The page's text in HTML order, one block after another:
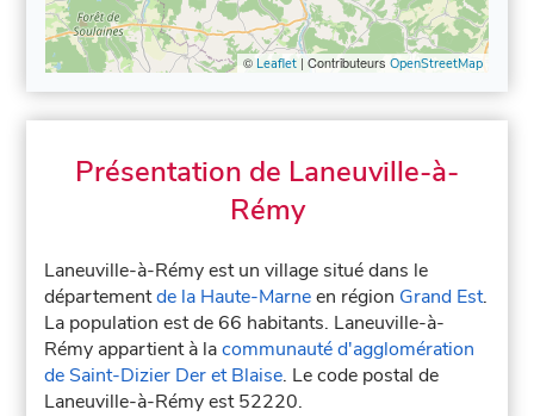
© Leaflet| Contributeurs OpenStreetMap
Présentation de Laneuville-à-
Rémy
Laneuville-à-Rémy est un village situé dans le
départementde la Haute-Marneen région Grand Est.
La population est de 66 habitants. Laneuville-à-
Rémy appartient à lacommunauté d'agglomération
de Saint-Dizier Der et Blaise. Le code postal de
Laneuville-à-Rémy est 52220.